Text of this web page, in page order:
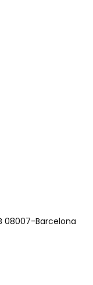
08007-Barcelona